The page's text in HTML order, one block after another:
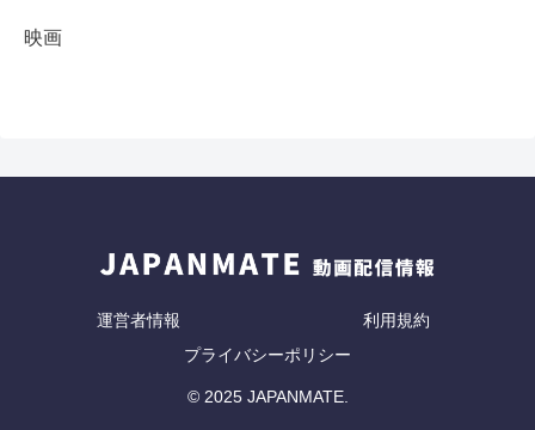
映画
運営者情報
利用規約
プライバシーポリシー
© 2025 JAPANMATE.